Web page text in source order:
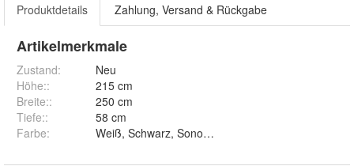
Produktdetails Zahlung, Versand & Rückgabe
Artikelmerkmale
Zustand:
Neu
Höhe::
215 cm
Breite::
250 cm
Tiefe::
58 cm
Farbe: